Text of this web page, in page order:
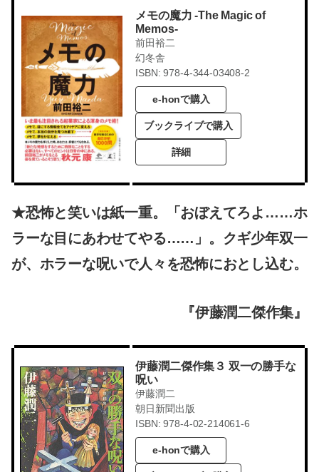
メモの魔力 -The Magic of
Memos-
前田裕二
幻冬舎
ISBN: 978-4-344-03408-2
e-honで購入
ブックライブで購入
詳細
★恐怖と笑いは紙一重。「おぼえてろよ……ホ
ラーな目にあわせてやる……」。クギ少年双一
が、ホラーな呪いで人々を恐怖におとし込む。
『伊藤潤二傑作集』
伊藤潤二傑作集３ 双一の勝手な
呪い
伊藤潤二
朝日新聞出版
ISBN: 978-4-02-214061-6
e-honで購入